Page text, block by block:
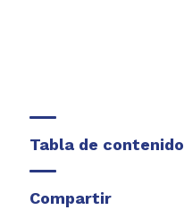
Tabla de contenido
Compartir